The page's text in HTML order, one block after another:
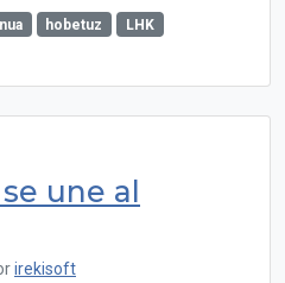
hobetuz
LHK
une al
irekisoft